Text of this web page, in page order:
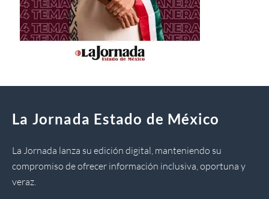
La Jornada Estado de México
La Jornada lanza su edición digital, manteniendo su
compromiso de ofrecer información inclusiva, oportuna y
veraz.